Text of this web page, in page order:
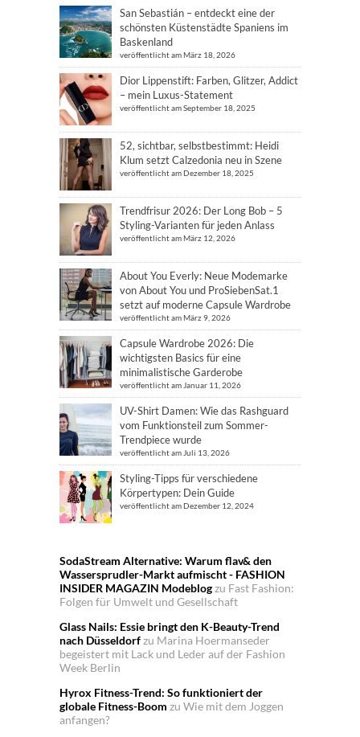
San Sebastián – entdeckt eine der
schönsten Küstenstädte Spaniens im
Baskenland
veröffentlicht am März 18, 2026
Dior Lippenstift: Farben, Glitzer, Addict
– mein Luxus-Statement
veröffentlicht am September 18, 2025
52, sichtbar, selbstbestimmt: Heidi
Klum setzt Calzedonia neu in Szene
veröffentlicht am Dezember 18, 2025
Trendfrisur 2026: Der Long Bob – 5
Styling-Varianten für jeden Anlass
veröffentlicht am März 12, 2026
About You Everly: Neue Modemarke
von About You und ProSiebenSat.1
setzt auf moderne Capsule Wardrobe
veröffentlicht am März 9, 2026
Capsule Wardrobe 2026: Die
wichtigsten Basics für eine
minimalistische Garderobe
veröffentlicht am Januar 11, 2026
UV-Shirt Damen: Wie das Rashguard
vom Funktionsteil zum Sommer-
Trendpiece wurde
veröffentlicht am Juli 13, 2026
Styling-Tipps für verschiedene
Körpertypen: Dein Guide
veröffentlicht am Dezember 12, 2024
SodaStream Alternative: Warum flav& den
Wassersprudler-Markt aufmischt - FASHION
INSIDER MAGAZIN Modeblogzu Fast Fashion:
Folgen für Umwelt und Gesellschaft
Glass Nails: Essie bringt den K-Beauty-Trend
nach Düsseldorfzu Marina Hoermanseder
begeistert mit Lack und Leder auf der Fashion
Week Berlin
Hyrox Fitness-Trend: So funktioniert der
globale Fitness-Boom zu Wie mit dem Joggen
anfangen?